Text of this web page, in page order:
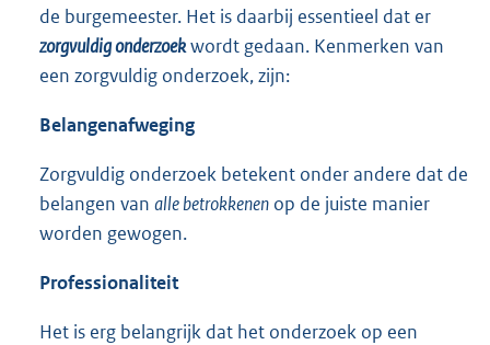
de burgemeester. Het is daarbij essentieel dat er
zorgvuldig onderzoekwordt gedaan. Kenmerken van
een zorgvuldig onderzoek, zijn:
Belangenafweging
Zorgvuldig onderzoek betekent onder andere dat de
belangen van alle betrokkenen op de juiste manier
worden gewogen.
Professionaliteit
Het is erg belangrijk dat het onderzoek op een